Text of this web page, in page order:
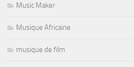
Music Maker
Musique Africaine
musique de film